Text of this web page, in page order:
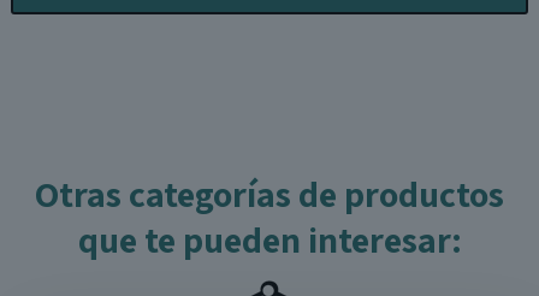
Otras categorías de productos
que te pueden interesar: